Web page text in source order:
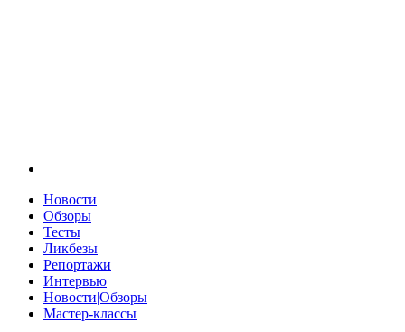
Новости
Обзоры
Тесты
Ликбезы
Репортажи
Интервью
Новости|Обзоры
Мастер-классы